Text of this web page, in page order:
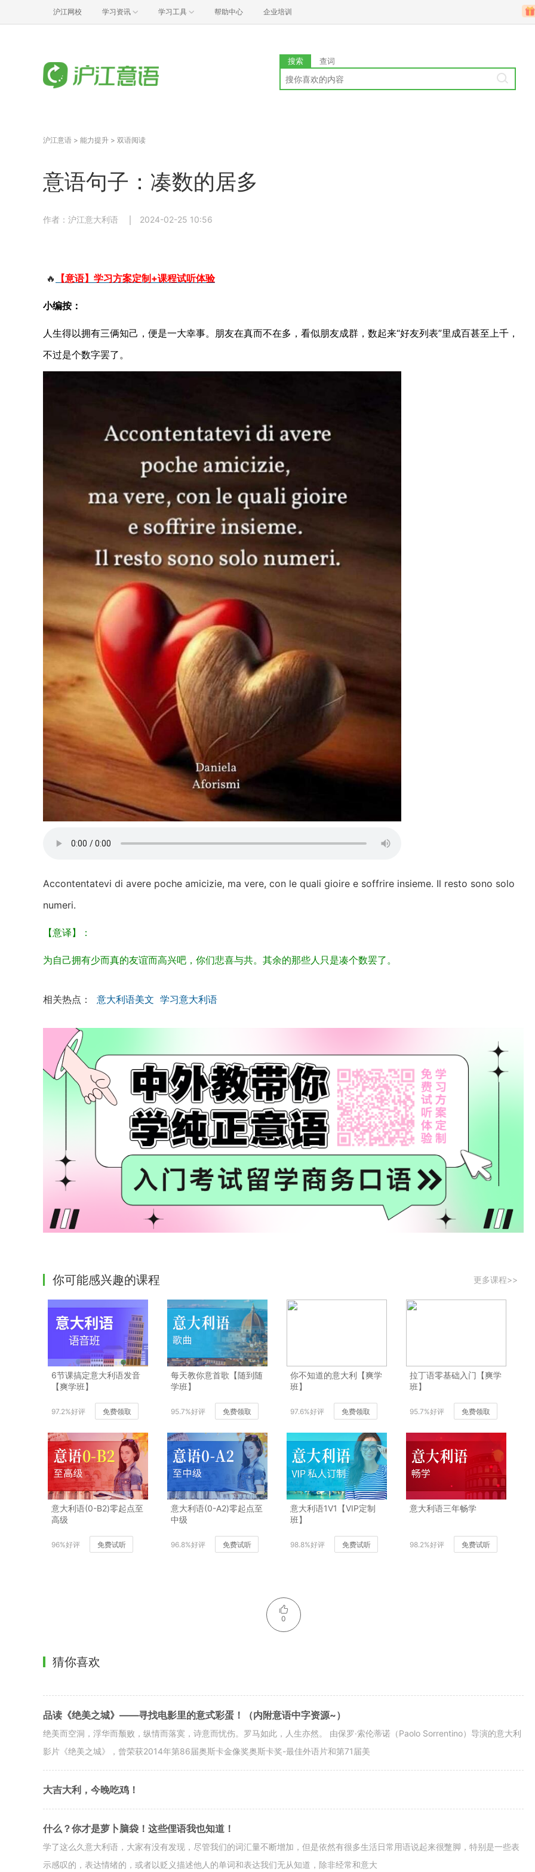
沪江网校 学习资讯 学习工具 帮助中心 企业培训
搜索 查词
沪江意语 > 能力提升 > 双语阅读
意语句子：凑数的居多
作者：沪江意大利语 2024-02-25 10:56
🔥 【意语】学习方案定制+课程试听体验
小编按：
人生得以拥有三俩知己，便是一大幸事。朋友在真而不在多，看似朋友成群，数起来“好友列表”里成百甚至上千，
不过是个数字罢了。
Accontentatevi di avere poche amicizie, ma vere, con le quali gioire e soffrire insieme. Il resto sono solo
numeri.
【意译】：
为自己拥有少而真的友谊而高兴吧，你们悲喜与共。其余的那些人只是凑个数罢了。
相关热点： 意大利语美文 学习意大利语
你可能感兴趣的课程 更多课程>>
6节课搞定意大利语发音
【爽学班】
97.2%好评 免费领取
每天教你意首歌【随到随
学班】
95.7%好评 免费领取
你不知道的意大利【爽学
班】
97.6%好评 免费领取
拉丁语零基础入门【爽学
班】
95.7%好评 免费领取
意大利语(0-B2)零起点至
高级
96%好评 免费试听
意大利语(0-A2)零起点至
中级
96.8%好评 免费试听
意大利语1V1【VIP定制
班】
98.8%好评 免费试听
意大利语三年畅学
98.2%好评 免费试听
0
猜你喜欢
品读《绝美之城》——寻找电影里的意式彩蛋！（内附意语中字资源~）
绝美而空洞，浮华而颓败，纵情而落寞，诗意而忧伤。罗马如此，人生亦然。 由保罗·索伦蒂诺（Paolo Sorrentino）导演的意大利
影片《绝美之城》，曾荣获2014年第86届奥斯卡金像奖奥斯卡奖-最佳外语片和第71届美
大吉大利，今晚吃鸡！
什么？你才是萝卜脑袋！这些俚语我也知道！
学了这么久意大利语，大家有没有发现，尽管我们的词汇量不断增加，但是依然有很多生活日常用语说起来很蹩脚，特别是一些表
示感叹的，表达情绪的，或者以贬义描述他人的单词和表达我们无从知道，除非经常和意大